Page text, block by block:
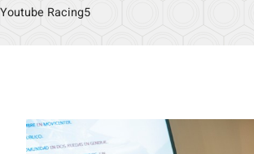
Youtube Racing5